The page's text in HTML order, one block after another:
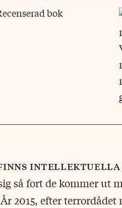
bok
intellektuella
så fort de kommer ut
2015, efter terrordådet